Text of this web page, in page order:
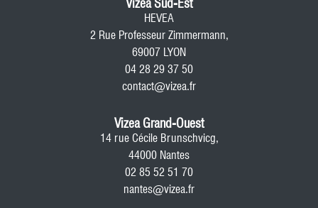
Vizea Sud-Est
HEVEA
2 Rue Professeur Zimmermann,
69007 LYON
04 28 29 37 50
contact@vizea.fr
Vizea Grand-Ouest
14 rue Cécile Brunschvicg,
44000 Nantes
02 85 52 51 70
nantes@vizea.fr